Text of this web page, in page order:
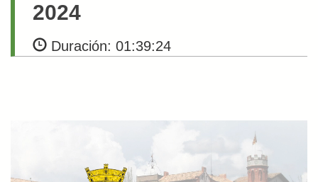
2024
Duración: 01:39:24